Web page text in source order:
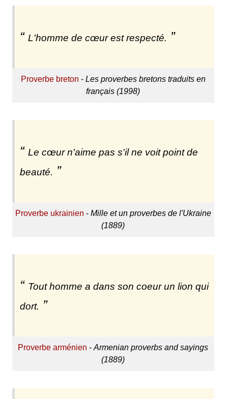
L'homme de cœur est respecté.
Proverbe breton - Les proverbes bretons traduits en
français (1998)
Le cœur n'aime pas s'il ne voit point de
beauté.
Proverbe ukrainien - Mille et un proverbes de l'Ukraine
(1889)
Tout homme a dans son coeur un lion qui
dort.
Proverbe arménien -Armenian proverbs and sayings
(1889)